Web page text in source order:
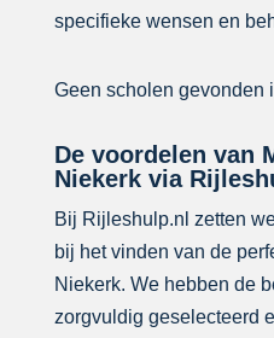
specifieke wensen en
Geen scholen gevonden
De voordelen van
Niekerk via
Bij Rijleshulp.nl zetten
bij het vinden van de
Niekerk. We hebben de
zorgvuldig geselecteerd